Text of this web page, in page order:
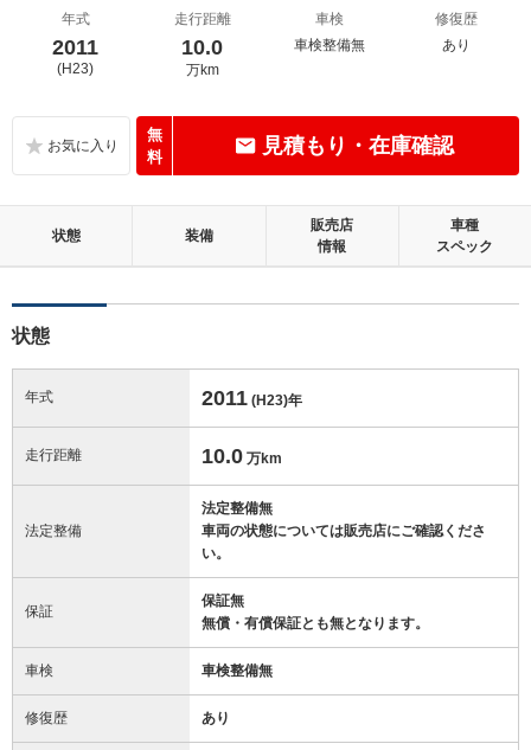
年式
2011
(H23)
走行距離
10.0
万km
車検
車検整備無
修復歴
あり
無
料
見積もり・在庫確認
状態 装備
販売店
情報
車種
スペック
状態
年式 2011 (H23)年
走行距離 10.0 万km
法定整備
法定整備無
車両の状態については販売店にご確認くださ
い。
保証
保証無
無償・有償保証とも無となります。
車検 車検整備無
修復歴 あり